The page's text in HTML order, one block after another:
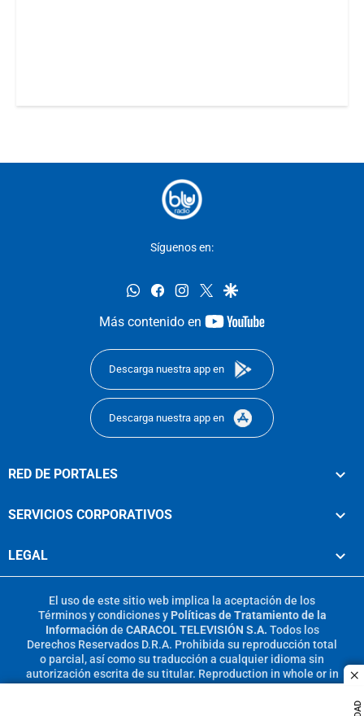
Síguenos en:
whatsappfacebookinstagram
twittergoogle
Más contenido en
youtube-
Descarga nuestra app en
Descarga nuestra app en
RED DE PORTALES
SERVICIOS CORPORATIVOS
LEGAL
El uso de este sitio web implica la aceptación de los
Términos y condicionesy Políticas de Tratamiento de la
Información de CARACOL TELEVISIÓN S.A. Todos los
Derechos Reservados D.R.A. Prohibida su reproducción total
o parcial, así como su traducción a cualquier idioma sin
autorización escrita de su titular. Reproduction in whole or in